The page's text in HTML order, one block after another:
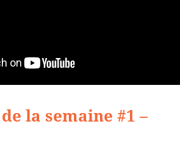
la semaine #1 –